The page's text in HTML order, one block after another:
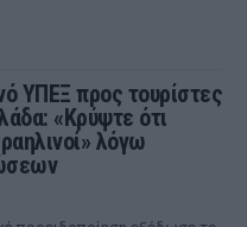
ΥΠΕΞ προς τουρίστες
«Κρύψτε ότι
λόγω